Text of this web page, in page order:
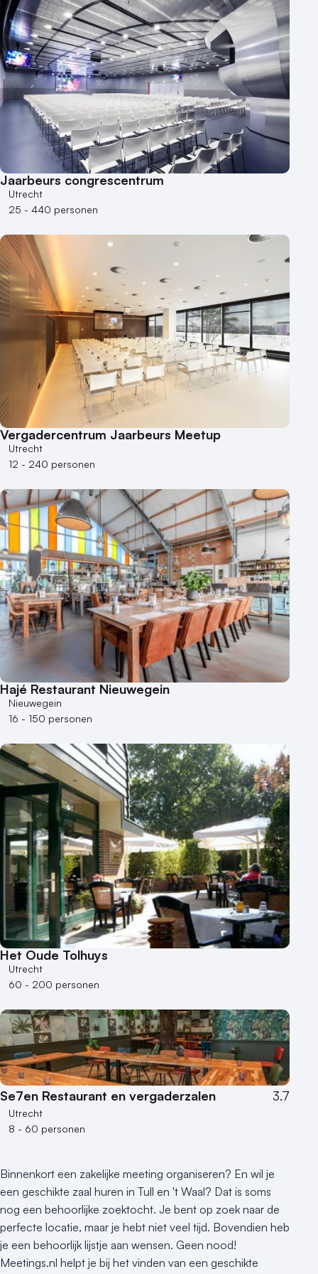
Duurzame locatie
Groene locatie
Heisessie
Hotel
Hybride events
Industriële locatie
Kasteel en landgoed
Kleine / intieme locatie
Locaties aan zee
Museum
Theater
Varende locatie
Jaarbeurs congrescentrum
Utrecht
25 - 440 personen
Vergadercentrum Jaarbeurs Meetup
Utrecht
12 - 240 personen
Hajé Restaurant Nieuwegein
Nieuwegein
16 - 150 personen
Het Oude Tolhuys
Utrecht
60 - 200 personen
Se7en Restaurant en vergaderzalen 3.7
Utrecht
8 - 60 personen
Binnenkort een zakelijke meeting organiseren? En wil je
een geschikte zaal huren in Tull en 't Waal? Dat is soms
nog een behoorlijke zoektocht. Je bent op zoek naar de
perfecte locatie, maar je hebt niet veel tijd. Bovendien heb
je een behoorlijk lijstje aan wensen. Geen nood!
Meetings.nl helpt je bij het vinden van een geschikte